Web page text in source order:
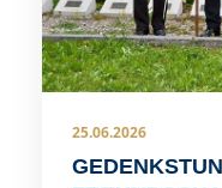
25.06.2026